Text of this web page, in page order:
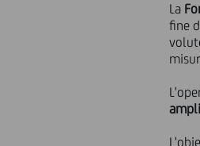
La
fine